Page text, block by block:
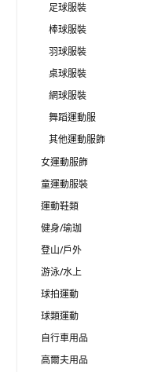
足球服裝
棒球服裝
羽球服裝
桌球服裝
網球服裝
舞蹈運動服
其他運動服飾
女運動服飾
童運動服裝
運動鞋類
健身/瑜珈
登山/戶外
游泳/水上
球拍運動
球類運動
自行車用品
高爾夫用品